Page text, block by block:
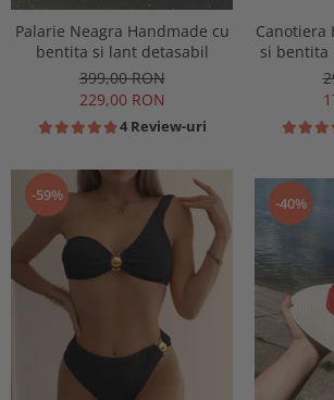
Palarie Neagra Handmade cu
bentita si lant detasabil
399,00 RON
229,00 RON
4 Review-uri
Canotiera
si bentita
-59% -40%